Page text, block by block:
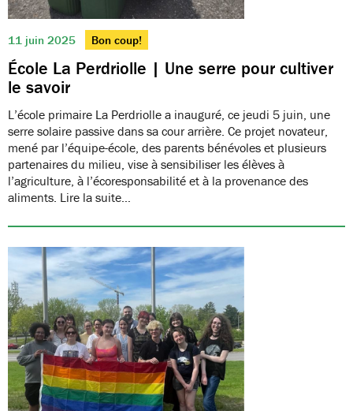
11 juin 2025 Bon coup!
École La Perdriolle | Une serre pour cultiver
le savoir
L’école primaire La Perdriolle a inauguré, ce jeudi 5 juin, une
serre solaire passive dans sa cour arrière. Ce projet novateur,
mené par l’équipe-école, des parents bénévoles et plusieurs
partenaires du milieu, vise à sensibiliser les élèves à
l’agriculture, à l’écoresponsabilité et à la provenance des
aliments. Lire la suite…